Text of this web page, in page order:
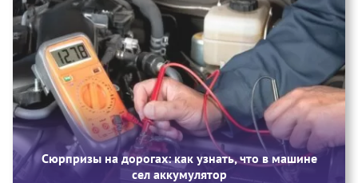
Сюрпризы на дорогах: как узнать, что в машине
сел аккумулятор